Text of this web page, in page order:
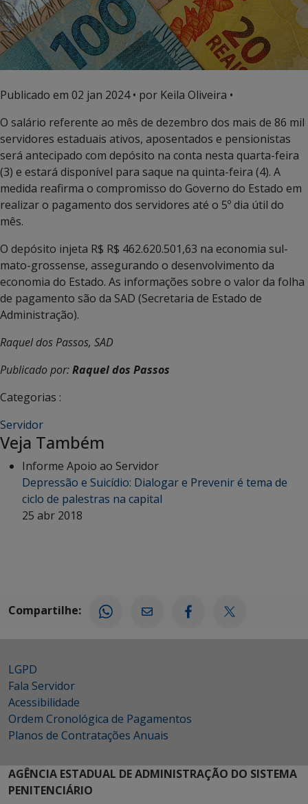
Publicado em 02 jan 2024• por Keila Oliveira •
O salário referente ao mês de dezembro dos mais de 86 mil
servidores estaduais ativos, aposentados e pensionistas
será antecipado com depósito na conta nesta quarta-feira
(3) e estará disponível para saque na quinta-feira (4). A
medida reafirma o compromisso do Governo do Estado em
realizar o pagamento dos servidores até o 5º dia útil do
mês.
O depósito injeta R$ R$ 462.620.501,63 na economia sul-
mato-grossense, assegurando o desenvolvimento da
economia do Estado. As informações sobre o valor da folha
de pagamento são da SAD (Secretaria de Estado de
Administração).
Raquel dos Passos, SAD
Publicado por:Raquel dos Passos
Categorias :
Servidor
Veja Também
Informe Apoio ao Servidor
Depressão e Suicídio: Dialogar e Prevenir é tema de
ciclo de palestras na capital
25 abr 2018
Compartilhe:
LGPD
Fala Servidor
Acessibilidade
Ordem Cronológica de Pagamentos
Planos de Contratações Anuais
AGÊNCIA ESTADUAL DE ADMINISTRAÇÃO DO SISTEMA
PENITENCIÁRIO